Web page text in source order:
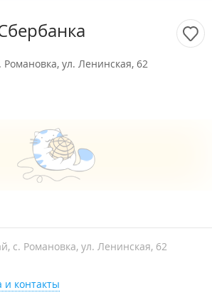
ул. Ленинская, 62
с. Романовка, ул. Ленинская, 62
и контакты